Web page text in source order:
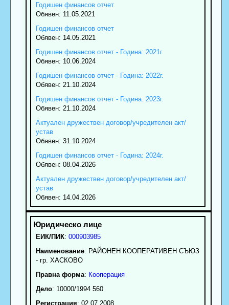
Годишен финансов отчет
Обявен: 11.05.2021
Годишен финансов отчет
Обявен: 14.05.2021
Годишен финансов отчет - Година: 2021г.
Обявен: 10.06.2024
Годишен финансов отчет - Година: 2022г.
Обявен: 21.10.2024
Годишен финансов отчет - Година: 2023г.
Обявен: 21.10.2024
Актуален дружествен договор/учредителен акт/
устав
Обявен: 31.10.2024
Годишен финансов отчет - Година: 2024г.
Обявен: 08.04.2026
Актуален дружествен договор/учредителен акт/
устав
Обявен: 14.04.2026
ЕИК/ПИК: 000903985
Наименование: РАЙОНЕН КООПЕРАТИВЕН СЪЮЗ
- гр. ХАСКОВО
Правна форма: Кооперация
Дело: 10000/1994 560
Регистрация: 02.07.2008